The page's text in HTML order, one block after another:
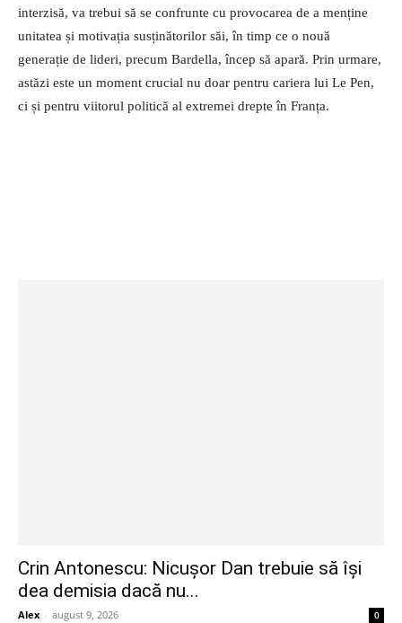
interzisă, va trebui să se confrunte cu provocarea de a menține
unitatea și motivația susținătorilor săi, în timp ce o nouă
generație de lideri, precum Bardella, încep să apară. Prin urmare,
astăzi este un moment crucial nu doar pentru cariera lui Le Pen,
ci și pentru viitorul politică al extremei drepte în Franța.
Crin Antonescu: Nicușor Dan trebuie să își
dea demisia dacă nu...
Alex - august 9, 2026 0